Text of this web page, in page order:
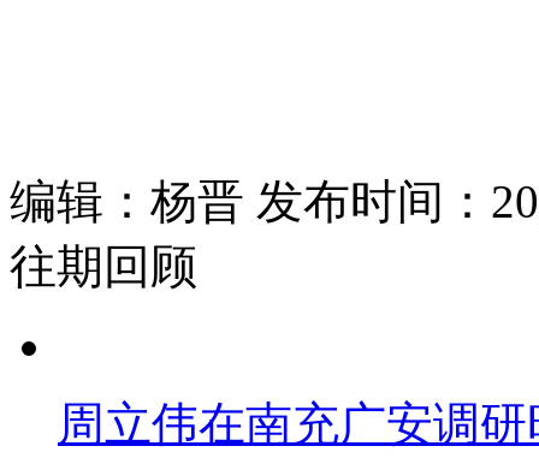
编辑：杨晋 发布时间：
往期回顾
周立伟在南充广安调